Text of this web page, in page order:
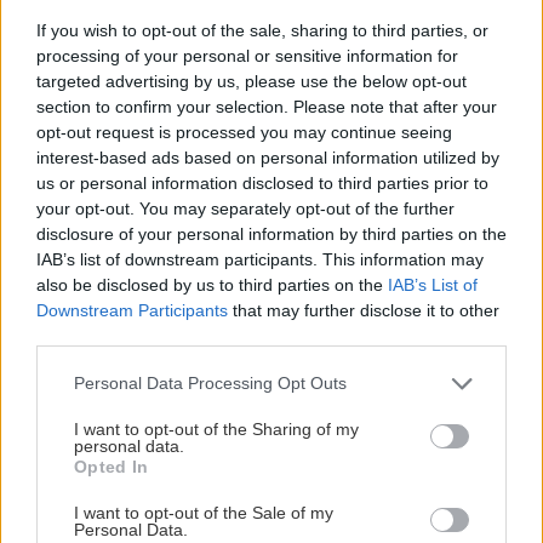
If you wish to opt-out of the sale, sharing to third parties, or
processing of your personal or sensitive information for
targeted advertising by us, please use the below opt-out
section to confirm your selection. Please note that after your
opt-out request is processed you may continue seeing
interest-based ads based on personal information utilized by
us or personal information disclosed to third parties prior to
your opt-out. You may separately opt-out of the further
disclosure of your personal information by third parties on the
IAB’s list of downstream participants. This information may
also be disclosed by us to third parties on the IAB’s List of
Downstream Participants that may further disclose it to other
Please note that this website/app uses one or more Google
not limited to your visit or usage behaviour. You may click to
grant or deny consent to Google and its third-party tags to
use your data for below specified purposes in below Google
consent section.
Personal Data Processing Opt Outs
I want to opt-out of the Sharing of my
personal data.
Opted In
I want to opt-out of the Sale of my
Personal Data.
Miniatúrne vresovisko sa dá vytvoriť aj vo
súčasťou jesenných aranžmánov.
dobré rady